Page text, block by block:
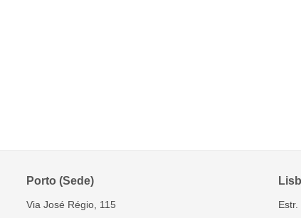
Porto (Sede)
Via José Régio, 115